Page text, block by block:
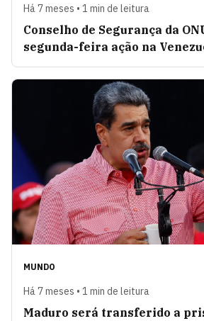
Há 7 meses • 1 min de leitura
Conselho de Segurança da
segunda-feira ação na
MUNDO
Há 7 meses • 1 min de leitura
Maduro será transferido a